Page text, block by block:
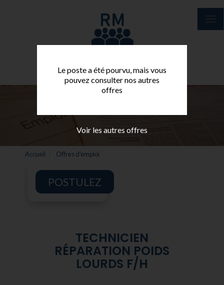
Accueil Offres d'emploi
Le poste a été pourvu, mais vous
pouvez consulter nos autres
offres
Voir les autres offres
POSTULEZ
TECHNICIEN
RÉPARATION POIDS
LOURDS F/H